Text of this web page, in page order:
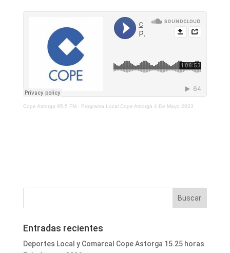
Cope Astorga 95.5 FM· Programa Local Cope Astorga 4 De Mayo 2023
Entradas recientes
Deportes Local y Comarcal Cope Astorga 15.25 horas